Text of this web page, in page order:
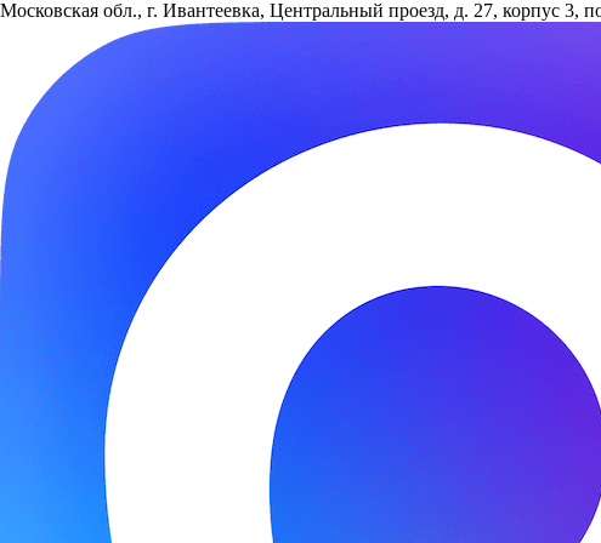
Московская обл., г. Ивантеевка, Центральный проезд, д. 27, корпус 3,